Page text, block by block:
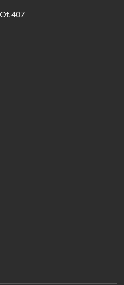
407